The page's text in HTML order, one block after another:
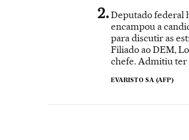
Deputado federal
encampou a
para discutir as
Filiado ao DEM,
chefe. Admitiu ter
EVARISTO SA (AFP)